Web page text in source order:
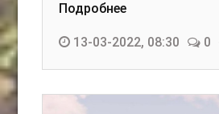
Подробнее
13-03-2022, 08:30 0